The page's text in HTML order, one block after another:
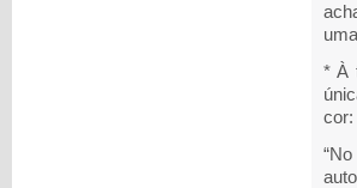
* À
cor: